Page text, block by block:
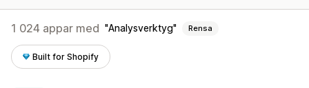
1 024 appar med Analysverktyg Rensa
Built for Shopify